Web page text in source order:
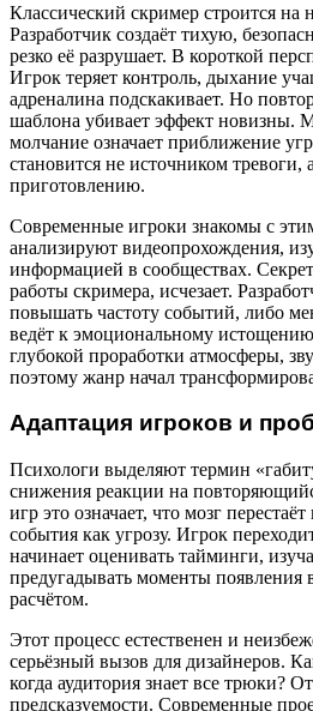
Классический скример строится
Разработчик создаёт тихую,
резко её разрушает. В короткой
Игрок теряет контроль, дыхание
адреналина подскакивает. Но
шаблона убивает эффект новизны.
молчание означает приближение
становится не источником тревоги,
приготовлению.
Современные игроки знакомы с
анализируют видеопрохождения,
информацией в сообществах.
работы скримера, исчезает.
повышать частоту событий, либо
ведёт к эмоциональному
глубокой проработки атмосферы,
поэтому жанр начал
Адаптация игроков и
Психологи выделяют термин
снижения реакции на
игр это означает, что мозг
события как угрозу. Игрок
начинает оценивать тайминги,
предугадывать моменты появления
расчётом.
Этот процесс естественен и
серьёзный вызов для дизайнеров.
когда аудитория знает все трюки?
предсказуемости. Современные